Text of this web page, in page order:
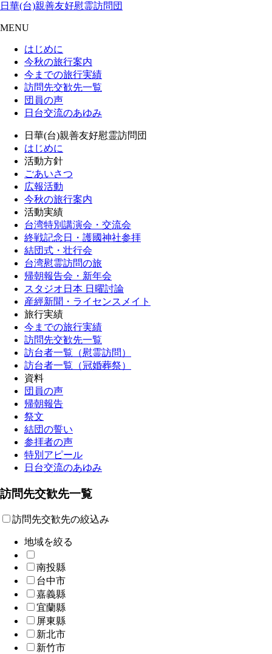
日華(台)親善友好慰霊訪問団
MENU
はじめに
今秋の旅行案内
今までの旅行実績
訪問先交歓先一覧
団員の声
日台交流のあゆみ
日華(台)親善友好慰霊訪問団
はじめに
活動方針
ごあいさつ
広報活動
今秋の旅行案内
活動実績
台湾特別講演会・交流会
終戦記念日・護國神社参拝
結団式・壮行会
台湾慰霊訪問の旅
帰朝報告会・新年会
スタジオ日本 日曜討論
産經新聞・ライセンスメイト
旅行実績
今までの旅行実績
訪問先交歓先一覧
訪台者一覧（慰霊訪問）
訪台者一覧（冠婚葬祭）
資料
団員の声
帰朝報告
祭文
結団の誓い
参拝者の声
特別アピール
日台交流のあゆみ
訪問先交歓先一覧
訪問先交歓先の絞込み
地域を絞る
南投縣
台中市
嘉義縣
宜蘭縣
屏東縣
新北市
新竹市